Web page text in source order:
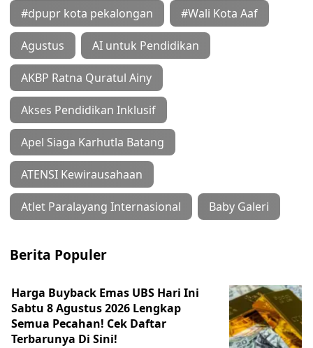
#dpupr kota pekalongan #Wali Kota Aaf
Agustus AI untuk Pendidikan
AKBP Ratna Quratul Ainy
Akses Pendidikan Inklusif
Apel Siaga Karhutla Batang
ATENSI Kewirausahaan
Atlet Paralayang Internasional Baby Galeri
Berita Populer
Harga Buyback Emas UBS Hari Ini
Sabtu 8 Agustus 2026 Lengkap
Semua Pecahan! Cek Daftar
Terbarunya Di Sini!